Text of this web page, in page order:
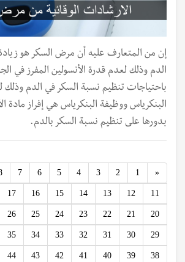
إن من المتعارف عليه أن مرض السكر هو
الدم وذلك لعدم قدرة الأنسولين المفرز في
باحتياجات تنظيم نسبة السكر في الدم وذلك
البنكرياس ووظيفة البنكرياس هي إفراز مادة
بدورها على تنظيم نسبة السكر بالدم.
«
Previous
1
2
3
4
5
6
7
11
12
13
14
15
16
17
20
21
22
23
24
25
26
29
30
31
32
33
34
35
38
39
40
41
42
43
44